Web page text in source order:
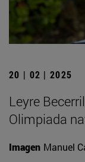
20 | 02 | 2025
Leyre
Olimpiada
Imagen Manuel